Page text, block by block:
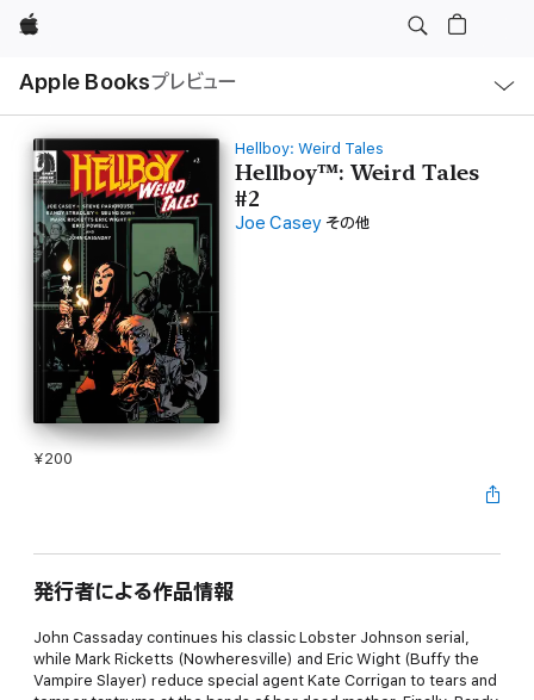
Apple
Apple Booksプレビュー
ル
Hellboy: Weird Tales
Hellboy™: Weird Tales
#2
Joe Casey その他
¥200
発行者による作品情報
John Cassaday continues his classic Lobster Johnson serial,
while Mark Ricketts (Nowheresville) and Eric Wight (Buffy the
Vampire Slayer) reduce special agent Kate Corrigan to tears and